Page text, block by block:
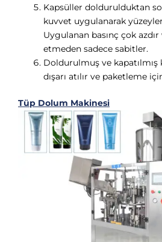
Kapsüller doldurulduktan
kuvvet uygulanarak
Uygulanan basınç çok
etmeden sadece sabitler.
Doldurulmuş ve
dışarı atılır ve paketleme
Tüp Dolum Makinesi